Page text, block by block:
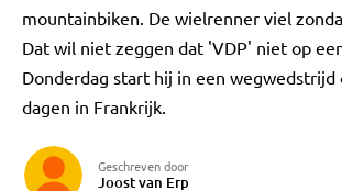
mountainbiken. De wielrenner viel
Dat wil niet zeggen dat 'VDP' niet op
Donderdag start hij in een wegwedstrijd
dagen in Frankrijk.
Geschreven door
Joost van Erp